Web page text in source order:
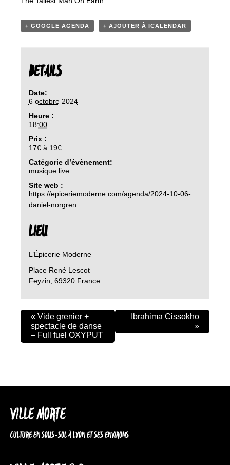
+ GOOGLE AGENDA + AJOUTER À ICALENDAR
DETAILS
Date:
6 octobre 2024
Heure :
18:00
Prix :
17€ à 19€
Catégorie d’évènement:
musique live
Site web :
https://epiceriemoderne.com/agenda/2024-10-06-
daniel-norgren
LIEU
L’Épicerie Moderne
Place René Lescot
Feyzin 69320 France
« Vide grenier +
spectacle de danse
– Full fuel OXYPUT
Ibrahima Cissokho
»
VILLE MORTE
CULTURE EN SOUS-SOL À LYON ET SES ENVIRONS